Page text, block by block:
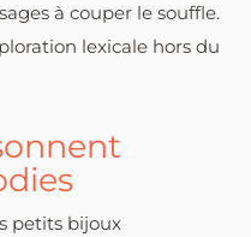
à couper le souffle.
lexicale hors du
petits bijoux